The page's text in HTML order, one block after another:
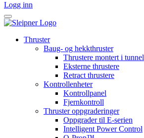
Logg inn
Thruster
Baug- og hekkthruster
Thrustere montert i tunnel
Eksterne thrustere
Retract thrustere
Kontrollenheter
Kontrollpanel
Fjernkontroll
Thruster oppgraderinger
Oppgrader til E-serien
Intelligent Power Control